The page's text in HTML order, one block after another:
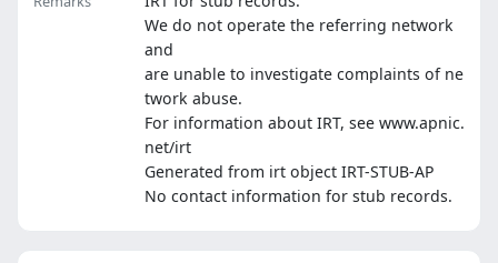
We do not operate the referring network
and
are unable to investigate complaints of ne
twork abuse.
For information about IRT, see www.apnic.
net/irt
Generated from irt object IRT-STUB-AP
No contact information for stub records.